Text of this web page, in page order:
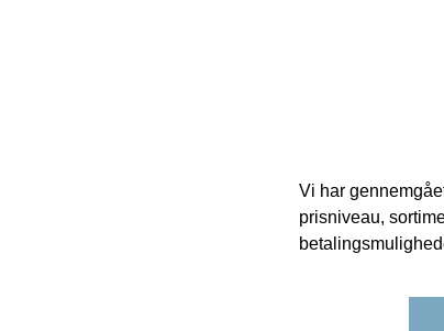
Vi har
prisniveau,